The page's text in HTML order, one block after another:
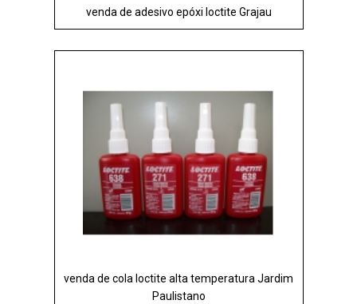
venda de adesivo epóxi loctite Grajau
venda de cola loctite alta temperatura Jardim
Paulistano